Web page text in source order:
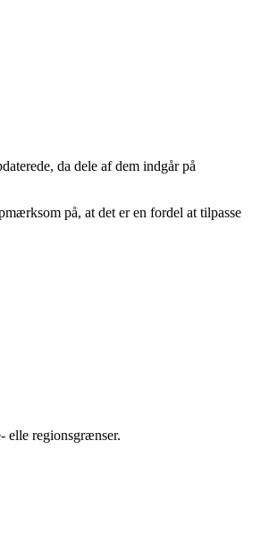
da dele af dem indgår på
på, at det er en fordel at tilpasse
elle regionsgrænser.